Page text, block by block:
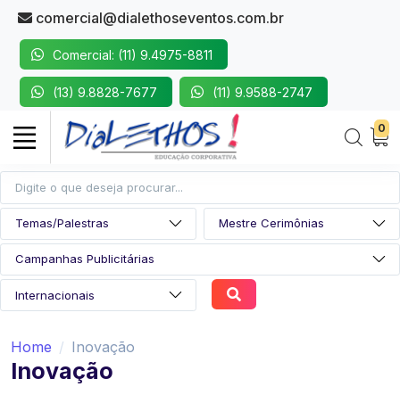
comercial@dialethoseventos.com.br
Comercial: (11) 9.4975-8811
(13) 9.8828-7677 (11) 9.9588-2747
0
Home Inovação
Inovação